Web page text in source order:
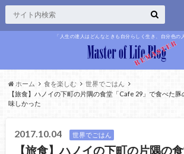
「人生の達人はどんなときも自分らしく生き、自分色の
ホーム 食を楽しむ
世界でごはん
【旅食】ハノイの下町の片隅の食堂「Cafe 29」で食べた
味しかった
2017.10.04 世界でごはん
【旅食】ハノイの下町の片隅の